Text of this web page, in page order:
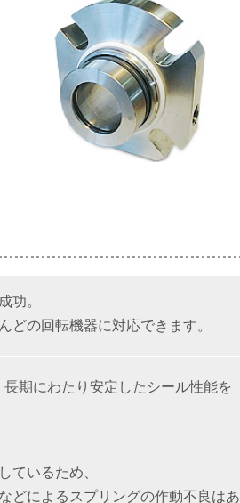
。
の回転機器に対応できます。
期にわたり安定したシール性能を
いるため、
どによるスプリングの作動不良はあ